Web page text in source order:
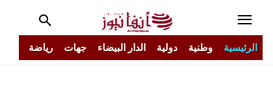
الرئيسية وطنية دولية الدار البيضاء جهات رياضة